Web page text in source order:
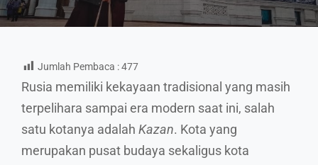
Jumlah Pembaca :477
Rusia memiliki kekayaan tradisional yang masih
terpelihara sampai era modern saat ini, salah
satu kotanya adalah Kazan. Kota yang
merupakan pusat budaya sekaligus kota